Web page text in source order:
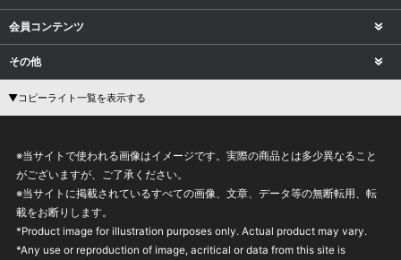
会員コンテンツ
その他
▼コピーライト一覧を表示する
※当サイトで使われる画像はイメージです。実際の商品とは多少異なること
がございますが、ご了承ください。
※当サイトに掲載されているすべての画像、文章、データ等の無断転用、転
載をお断りします。
*Product image for illustration purposes only. Actual product may vary.
*Any use or reproduction of image, acritical or data from this site is